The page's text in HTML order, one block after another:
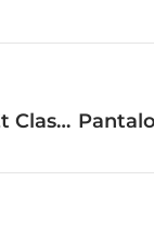
Tenue Sexy Et Classe : Les 7 Conseils Pour Une Allure Élégante